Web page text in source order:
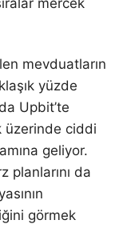
mercek
mevduatların
yüzde
Upbit’te
üzerinde ciddi
geliyor.
planlarını da
görmek